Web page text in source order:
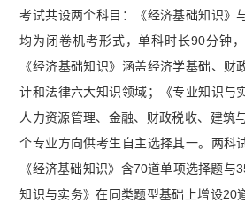
源各章节母题汇总】
【2026年
管理》学习进度规划打卡表】
考试共设两个科目：《经济基础知识》
均为闭卷机考形式，单科时长90分钟
《经济基础知识》涵盖经济学基础、财
计和法律六大知识领域；《专业知识与
人力资源管理、金融、财政税收、建筑
个专业方向供考生自主选择其一。两科
《经济基础知识》含70道单项选择题与
知识与实务》在同类题型基础上增设20